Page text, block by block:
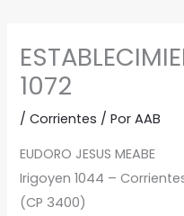
1072
/Corrientes / PorAAB
EUDORO JESUS MEABE
Irigoyen 1044 –
(CP 3400)